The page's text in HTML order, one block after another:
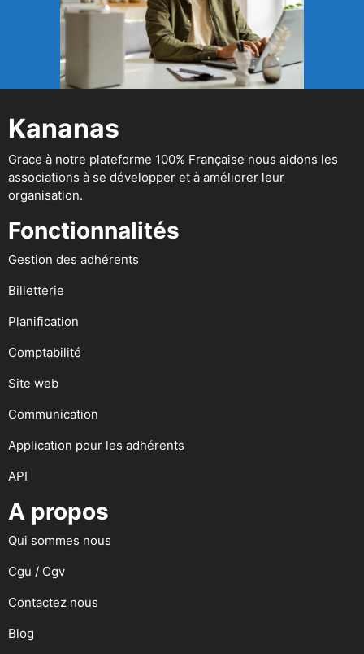
Kananas
Grace à notre plateforme 100% Française nous aidons les
associations à se développer et à améliorer leur
organisation.
Fonctionnalités
Gestion des adhérents
Billetterie
Planification
Comptabilité
Site web
Communication
Application pour les adhérents
API
A propos
Qui sommes nous
Cgu / Cgv
Contactez nous
Blog